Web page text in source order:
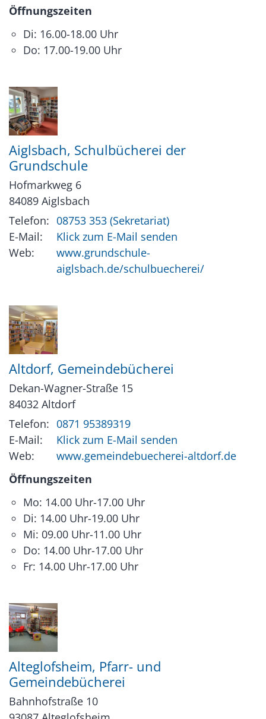
Öffnungszeiten
Di: 16.00-18.00 Uhr
Do: 17.00-19.00 Uhr
Aiglsbach, Schulbücherei der
Grundschule
Hofmarkweg 6
84089 Aiglsbach
Telefon: 08753 353 (Sekretariat)
E-Mail:
Klick zum E-Mail senden
Web:
www.grundschule-
aiglsbach.de/schulbuecherei/
Altdorf, Gemeindebücherei
Dekan-Wagner-Straße 15
84032 Altdorf
Telefon: 0871 95389319
E-Mail:
Klick zum E-Mail senden
Web:
www.gemeindebuecherei-altdorf.de
Öffnungszeiten
Mo: 14.00 Uhr-17.00 Uhr
Di: 14.00 Uhr-19.00 Uhr
Mi: 09.00 Uhr-11.00 Uhr
Do: 14.00 Uhr-17.00 Uhr
Fr: 14.00 Uhr-17.00 Uhr
Alteglofsheim, Pfarr- und
Gemeindebücherei
Bahnhofstraße 10